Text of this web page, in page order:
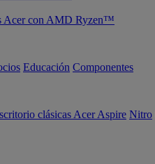
Acer con AMD Ryzen™
Educación Componentes
clásicas Acer Aspire Nitro